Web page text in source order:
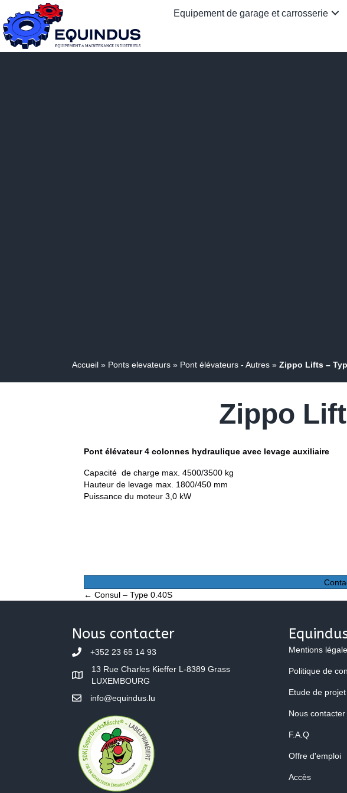
Equipement de garage et carrosserie
Accueil » Ponts elevateurs » Pont élévateurs - Autres » Zippo Lifts –
Zippo
Pont élévateur 4 colonnes hydraulique avec levage auxiliaire
Capacité de charge max. 4500/3500 kg
Hauteur de levage max. 1800/450 mm
Puissance du moteur 3,0 kW
Posts
navigation
← Consul – Type 0.40S
Nous contacter
+352 23 65 14 93
13 Rue Charles Kieffer L-8389 Grass
LUXEMBOURG
info@equindus.lu
Mentions
Politique de
Etude de projet
Nous contacter
F.A.Q
Offre d'emploi
Accès